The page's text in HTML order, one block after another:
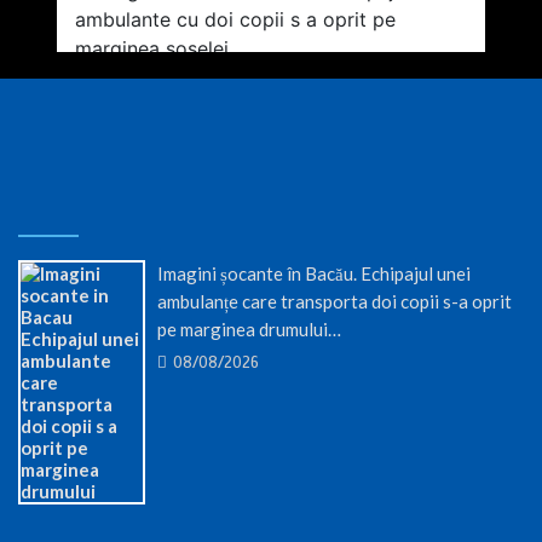
Imagini șocante în Bacău. Echipajul unei
ambulanțe care transporta doi copii s-a oprit
pe marginea drumului…
08/08/2026